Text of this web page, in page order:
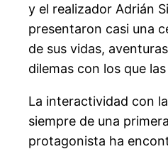
y el realizador Adrián
presentaron casi una
de sus vidas,
dilemas con los que
La interactividad con
siempre de una
protagonista ha